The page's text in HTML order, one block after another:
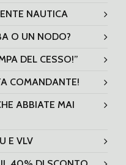
NAUTICA
O UN NODO?
DEL CESSO!”
COMANDANTE!
ABBIATE MAI
E VLV